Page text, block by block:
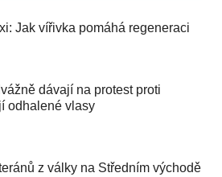
Jak vířivka pomáhá regeneraci
dávají na protest proti
odhalené vlasy
z války na Středním východě